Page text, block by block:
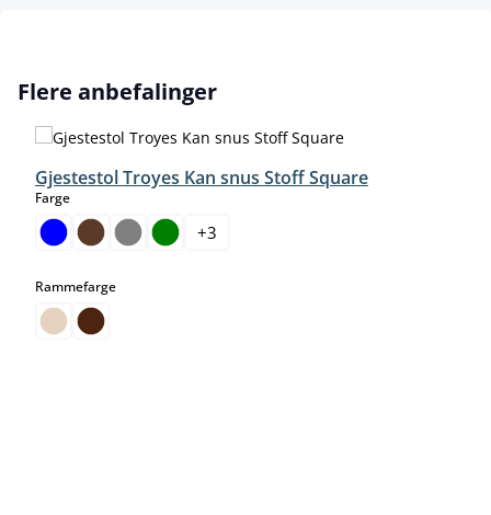
Hopp over produktgalleri
Flere anbefalinger
Gjestestol Troyes Kan snus Stoff Square
Fargeselect
+3
Rammefargeselect